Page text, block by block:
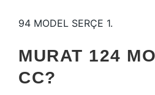
94 MODEL SERÇE 1.
MURAT 124
CC?